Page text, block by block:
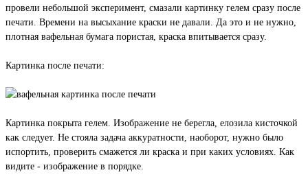
провели небольшой эксперимент, смазали картинку гелем сразу после
печати. Времени на высыхание краски не давали. Да это и не нужно,
плотная вафельная бумага пористая, краска впитывается сразу.
Картинка после печати:
Картинка покрыта гелем. Изображение не берегла, елозила кисточкой
как следует. Не стояла задача аккуратности, наоборот, нужно было
испортить, проверить смажется ли краска и при каких условиях. Как
видите - изображение в порядке.